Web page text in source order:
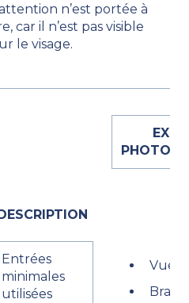
n’est portée à
car il n’est pas visible
le visage.
DESCRIPTION
Entrées
minimales
utilisées
Vue